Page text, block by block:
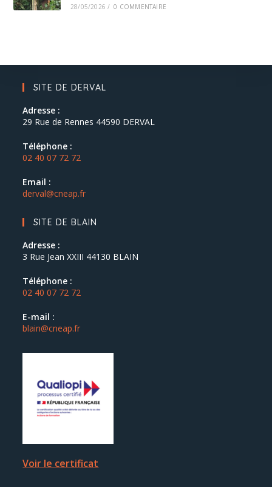
28/05/2026 / 0 COMMENTAIRE
SITE DE DERVAL
Adresse :
29 Rue de Rennes 44590 DERVAL
Téléphone :
02 40 07 72 72
Email :
derval@cneap.fr
SITE DE BLAIN
Adresse :
3 Rue Jean XXIII 44130 BLAIN
Téléphone :
02 40 07 72 72
E-mail :
blain@cneap.fr
Voir le certificat